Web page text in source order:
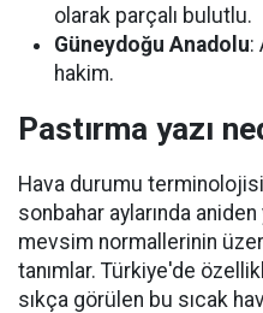
olarak parçalı bulutlu.
Güneydoğu Anadolu:
hakim.
Pastırma yazı
Hava durumu
sonbahar aylarında aniden
mevsim normallerinin
tanımlar. Türkiye'de
sıkça görülen bu sıcak